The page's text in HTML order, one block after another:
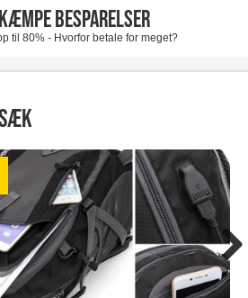
KÆMPE BESPARELSER
til 80% - Hvorfor betale for meget?